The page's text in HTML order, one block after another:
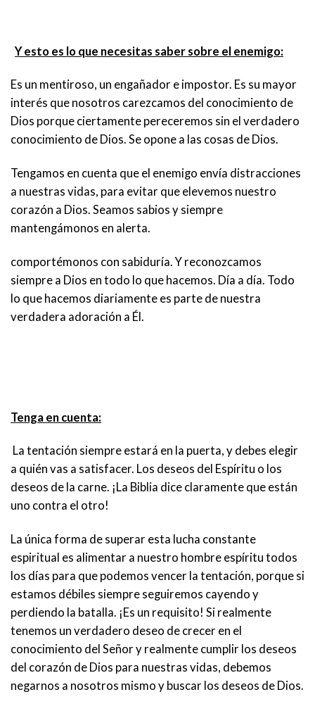
Y esto es lo que necesitas saber sobre el enemigo:
Es un mentiroso, un engañador e impostor. Es su mayor
interés que nosotros carezcamos del conocimiento de
Dios porque ciertamente pereceremos sin el verdadero
conocimiento de Dios. Se opone a las cosas de Dios.
Tengamos en cuenta que el enemigo envía distracciones
a nuestras vidas, para evitar que elevemos nuestro
corazón a Dios. Seamos sabios y siempre
mantengámonos en alerta.
comportémonos con sabiduría. Y reconozcamos
siempre a Dios en todo lo que hacemos. Día a día. Todo
lo que hacemos diariamente es parte de nuestra
verdadera adoración a Él.
Tenga en cuenta:
La tentación siempre estará en la puerta, y debes elegir
a quién vas a satisfacer. Los deseos del Espíritu o los
deseos de la carne. ¡La Biblia dice claramente que están
uno contra el otro!
La única forma de superar esta lucha constante
espiritual es alimentar a nuestro hombre espíritu todos
los días para que podemos vencer la tentación, porque si
estamos débiles siempre seguiremos cayendo y
perdiendo la batalla. ¡Es un requisito! Si realmente
tenemos un verdadero deseo de crecer en el
conocimiento del Señor y realmente cumplir los deseos
del corazón de Dios para nuestras vidas, debemos
negarnos a nosotros mismo y buscar los deseos de Dios.